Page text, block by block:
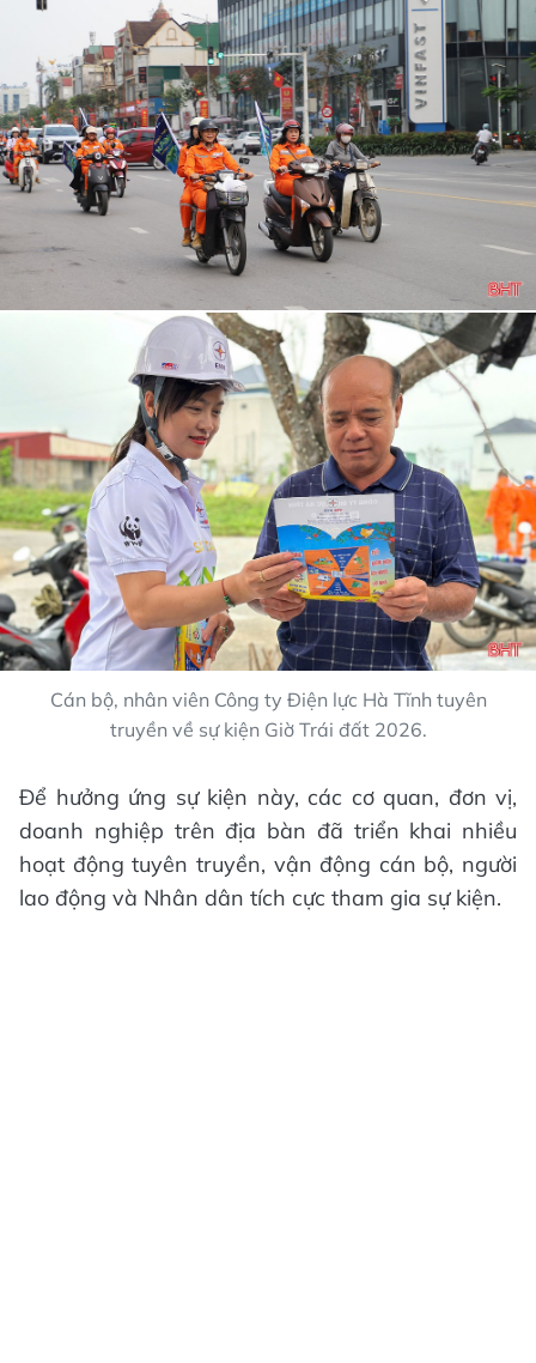
Cán bộ, nhân viên Công ty Điện lực Hà Tĩnh tuyên
truyền về sự kiện Giờ Trái đất 2026.
Để hưởng ứng sự kiện này, các cơ quan, đơn vị,
doanh nghiệp trên địa bàn đã triển khai nhiều
hoạt động tuyên truyền, vận động cán bộ, người
lao động và Nhân dân tích cực tham gia sự kiện.